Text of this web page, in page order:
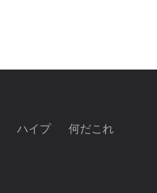
ハイプ 何だこれ